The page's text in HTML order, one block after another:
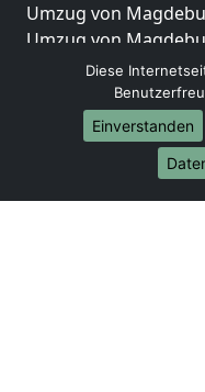
Umzug von
Umzug von
Umzug von
Umzug von
Internationale-
Umzug von
Umzug von
Diese
Einverstanden